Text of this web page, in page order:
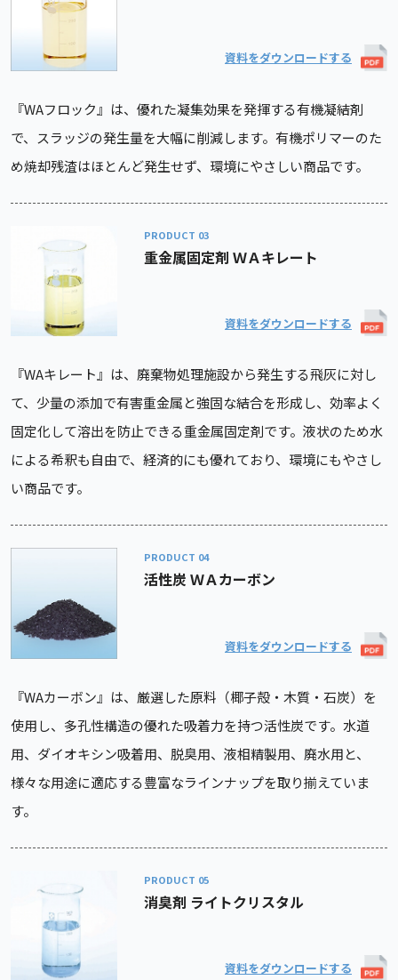
『WAフロック』は、優れた凝集効果を発揮する有機凝結剤
で、スラッジの発生量を大幅に削減します。有機ポリマーのた
め焼却残渣はほとんど発生せず、環境にやさしい商品です。
資料をダウンロードする
PRODUCT
重金属固定剤 ＷＡキレート
『WAキレート』は、廃棄物処理施設から発生する飛灰に対し
て、少量の添加で有害重金属と強固な結合を形成し、効率よく
固定化して溶出を防止できる重金属固定剤です。液状のため水
による希釈も自由で、経済的にも優れており、環境にもやさし
い商品です。
資料をダウンロードする
PRODUCT
活性炭 ＷＡカーボン
『WAカーボン』は、厳選した原料（椰子殻・木質・石炭）を
使用し、多孔性構造の優れた吸着力を持つ活性炭です。水道
用、ダイオキシン吸着用、脱臭用、液相精製用、廃水用と、
様々な用途に適応する豊富なラインナップを取り揃えていま
す。
資料をダウンロードする
PRODUCT
消臭剤 ライトクリスタル
資料をダウンロードする